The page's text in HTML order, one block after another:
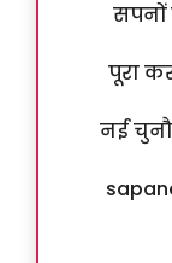
पूरा
नई